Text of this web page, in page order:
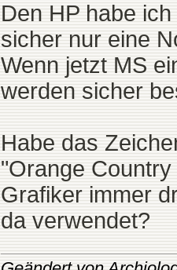
Den HP habe
sicher nur eine
Wenn jetzt MS
werden sicher
Habe das
"Orange
Grafiker immer
da verwendet?